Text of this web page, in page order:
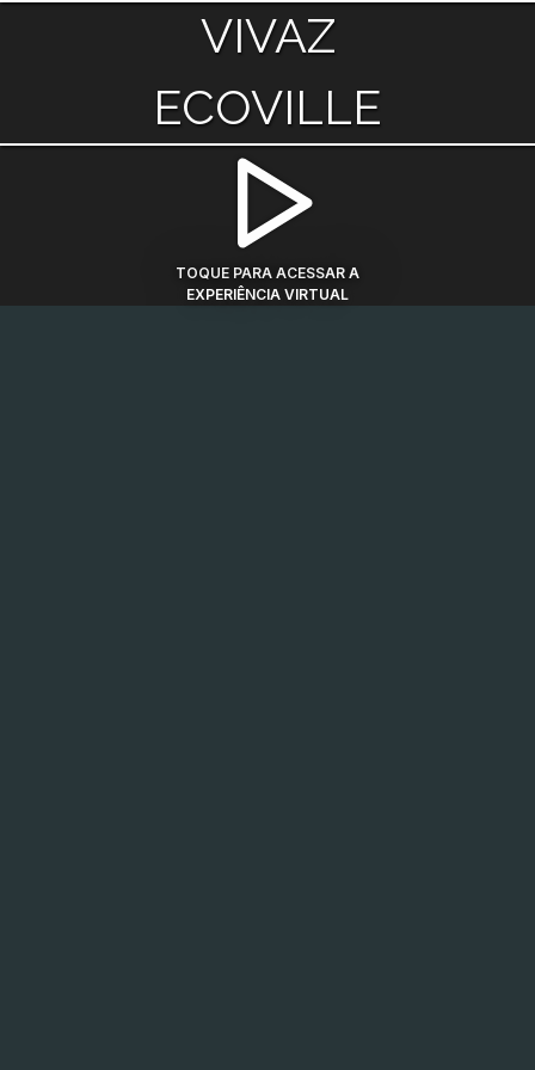
VIVAZ
ECOVILLE
TOQUE PARA ACESSAR A
EXPERIÊNCIA VIRTUAL